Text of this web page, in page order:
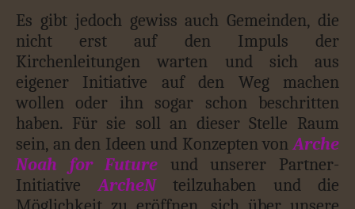
Es gibt jedoch gewiss auch Gemeinden, die
nicht erst auf den Impuls der
Kirchenleitungen warten und sich aus
eigener Initiative auf den Weg machen
wollen oder ihn sogar schon beschritten
haben. Für sie soll an dieser Stelle Raum
sein, an den Ideen und Konzepten vonArche
Noah for Future und unserer Partner-
Initiative ArcheN teilzuhaben und die